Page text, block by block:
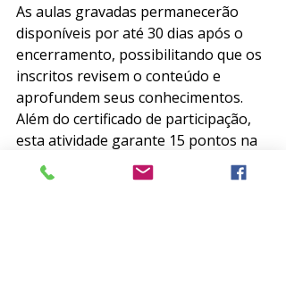
As aulas gravadas permanecerão
disponíveis por até 30 dias após o
encerramento, possibilitando que os
inscritos revisem o conteúdo e
aprofundem seus conhecimentos.
Além do certificado de participação,
esta atividade garante 15 pontos na
Prova de Título de Especialista em
Psiquiatria AMB/ABP.